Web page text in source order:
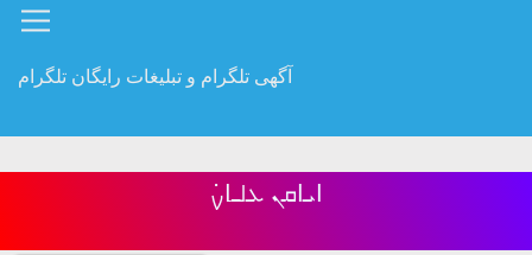
آگهی تلگرام و تبلیغات رایگان تلگرام
ߊ‌‌ܝ‌ߊ‌‌ܩܢ‌‌ ܥ‌‌ࡋߺߊ‌‌ࡍ߭